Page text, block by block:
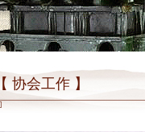
【 协会工作 】